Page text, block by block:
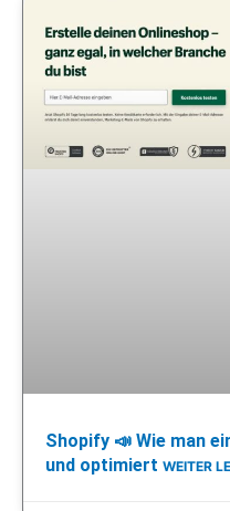
Shopify 📣 Wie man
und optimiert WEITER